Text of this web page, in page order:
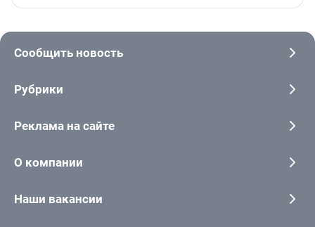
Сообщить новость
Рубрики
Реклама на сайте
О компании
Наши вакансии